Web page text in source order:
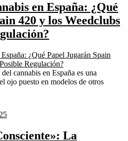
en España: ¿Qué
420 y los Weedclubs
cannabis en España es una
ojo puesto en modelos de otros
La